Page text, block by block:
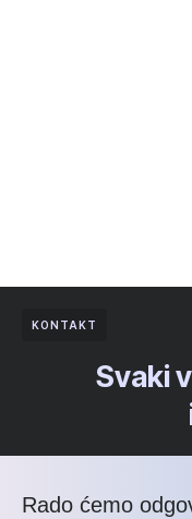
KONTAKT
Svaki
Rado ćemo